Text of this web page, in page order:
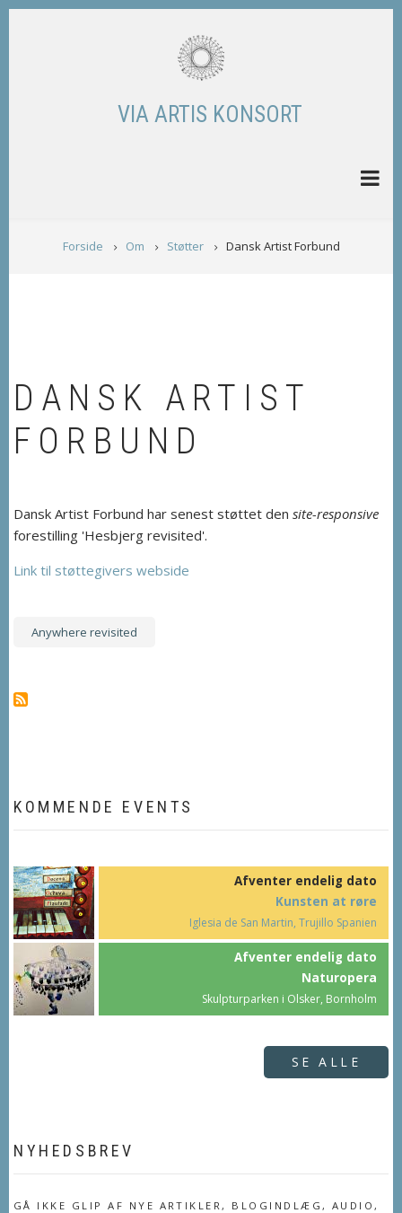
Skip
VIA ARTIS KONSORT
BREADCRUMB
Forside Om Støtter Dansk Artist Forbund
DANSK ARTIST
FORBUND
Dansk Artist Forbund har senest støttet den site-responsive
forestilling 'Hesbjerg revisited'.
Link til støttegivers webside
Anywhere revisited
KOMMENDE EVENTS
Afventer endelig dato
Kunsten at røre
Iglesia de San Martin, Trujillo Spanien
Afventer endelig dato
Naturopera
Skulpturparken i Olsker, Bornholm
SE ALLE
NYHEDSBREV
GÅ IKKE GLIP AF NYE ARTIKLER, BLOGINDLÆG, AUDIO,